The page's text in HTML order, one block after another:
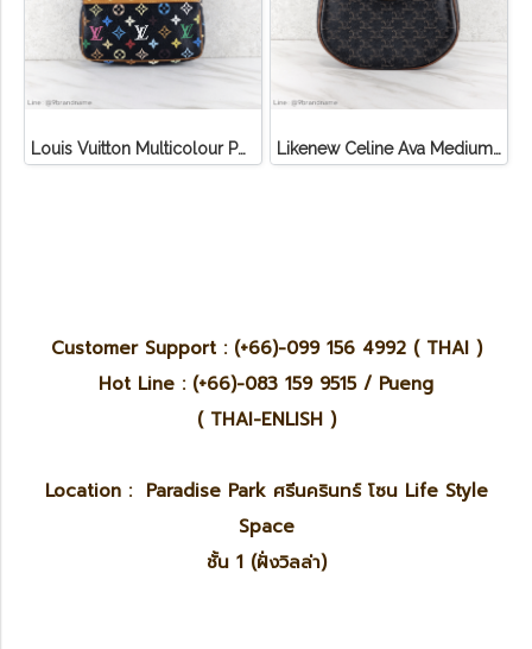
Louis Vuitton Multicolour Pochette Canvas Likenew Celine Ava Medium Triomphe Canvas
Customer Support : (+66)-099 156 4992 ( THAI )
Hot Line : (+66)-083 159 9515 / Pueng
( THAI-ENLISH )
Location : Paradise Park ศรีนครินทร์ โซน Life Style
Space
ชั้น 1 (ฝั่งวิลล่า)